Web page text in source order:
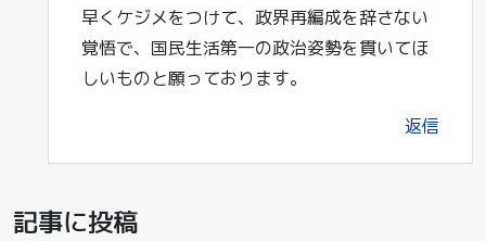
早くケジメをつけて、政界再編成を辞さない
覚悟で、国民生活第一の政治姿勢を貫いてほ
しいものと願っております。
返信
記事に投稿